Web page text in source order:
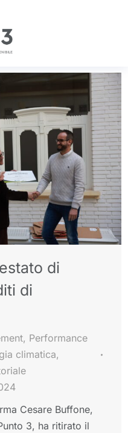
di
di
, Performance
climatica,
Cesare Buffone,
3, ha ritirato il